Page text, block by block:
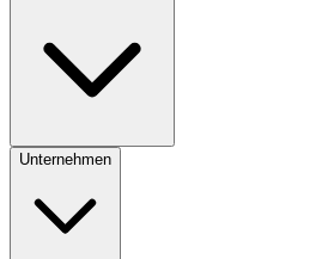
Unternehmen